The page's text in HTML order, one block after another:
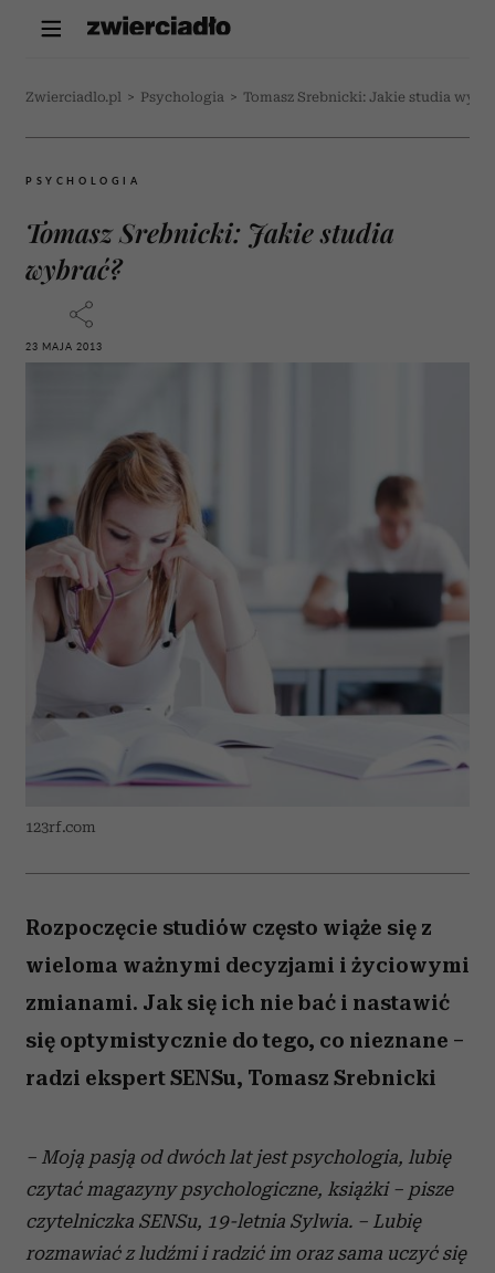
Zwierciadlo.pl > Psychologia > Tomasz Srebnicki: Jakie studia
PSYCHOLOGIA
Tomasz Srebnicki: Jakie studia
wybrać?
23 MAJA 2013
123rf.com
Rozpoczęcie studiów często wiąże się z
wieloma ważnymi decyzjami i życiowymi
zmianami. Jak się ich nie bać i nastawić
się optymistycznie do tego, co nieznane –
radzi ekspert SENSu, Tomasz Srebnicki
– Moją pasją od dwóch lat jest psychologia, lubię
czytać magazyny psychologiczne, książki – pisze
czytelniczka SENSu, 19-letnia Sylwia. – Lubię
rozmawiać z ludźmi i radzić im oraz sama uczyć się